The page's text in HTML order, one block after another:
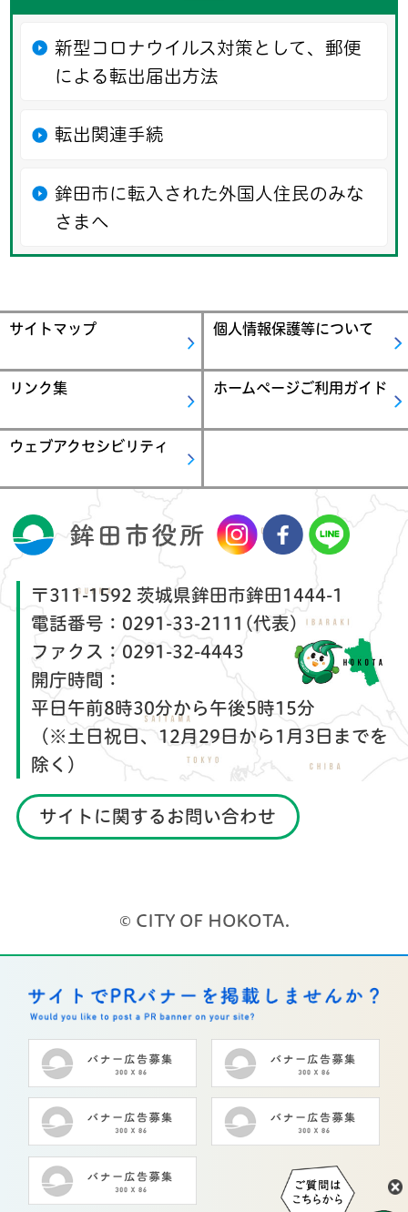
新型コロナウイルス対策として、郵便
による転出届出方法
転出関連手続
鉾田市に転入された外国人住民のみな
さまへ
サイトマップ 個人情報保護等について
リンク集 ホームページご利用ガイド
ウェブアクセシビリティ
〒311-1592 茨城県鉾田市鉾田1444-1
電話番号： 0291-33-2111(代表)
ファクス： 0291-32-4443
開庁時間：
平日午前8時30分から午後5時15分
（※土日祝日、12月29日から1月3日までを
除く）
サイトに関するお問い合わせ
© CITY OF HOKOTA.